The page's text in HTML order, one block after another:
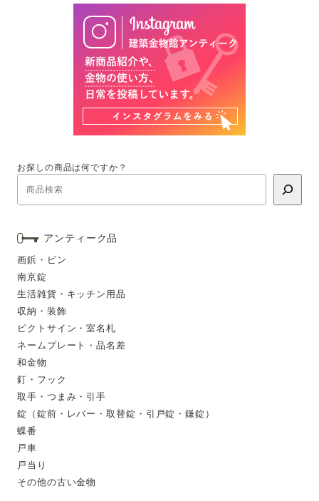
お探しの商品は何ですか？
アンティーク品
画鋲・ピン
南京錠
生活雑貨・キッチン用品
収納・装飾
ピクトサイン・室名札
ネームプレート・品名差
和金物
釘・フック
取手・つまみ・引手
錠（錠前・レバー・取替錠・引戸錠・鎌錠）
蝶番
戸車
戸当り
その他の古い金物